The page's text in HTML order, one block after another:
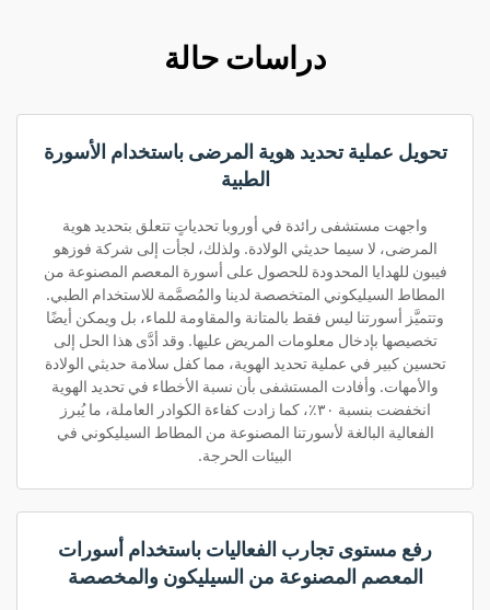
دراسات حالة
تحويل عملية تحديد هوية المرضى باستخدام الأسورة
الطبية
واجهت مستشفى رائدة في أوروبا تحدياتٍ تتعلق بتحديد هوية
المرضى، لا سيما حديثي الولادة. ولذلك، لجأت إلى شركة فوزهو
فيبون للهدايا المحدودة للحصول على أسورة المعصم المصنوعة من
المطاط السيليكوني المتخصصة لدينا والمُصمَّمة للاستخدام الطبي.
وتتميَّز أسورتنا ليس فقط بالمتانة والمقاومة للماء، بل ويمكن أيضًا
تخصيصها بإدخال معلومات المريض عليها. وقد أدَّى هذا الحل إلى
تحسين كبير في عملية تحديد الهوية، مما كفل سلامة حديثي الولادة
والأمهات. وأفادت المستشفى بأن نسبة الأخطاء في تحديد الهوية
انخفضت بنسبة ٣٠٪، كما زادت كفاءة الكوادر العاملة، ما يُبرز
الفعالية البالغة لأسورتنا المصنوعة من المطاط السيليكوني في
البيئات الحرجة.
رفع مستوى تجارب الفعاليات باستخدام أسورات
المعصم المصنوعة من السيليكون والمخصصة